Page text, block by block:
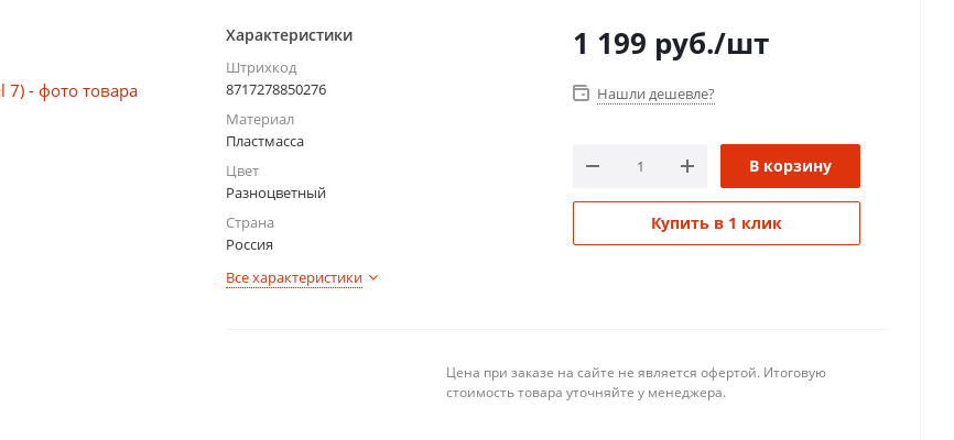
Характеристики
Штрихкод
8717278850276
Материал
Пластмасса
Цвет
Разноцветный
Страна
Россия
Все характеристики
1 199 руб./шт
Нашли дешевле?
В корзину
Купить в 1 клик
Цена при заказе на сайте не является офертой. Итоговую
стоимость товара уточняйте у менеджера.